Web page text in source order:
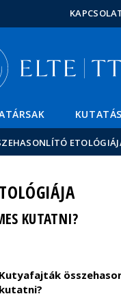
Hírek
ELTE
KUTATÁS
KUTATNI?
Kutyafajták
kutatni?